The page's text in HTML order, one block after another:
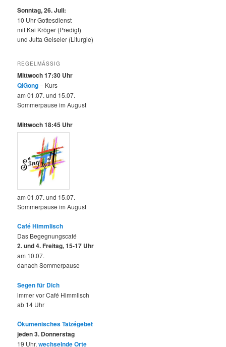
Sonntag, 26. Juli:
10 Uhr Gottesdienst
mit Kai Kröger (Predigt)
und Jutta Geiseler (Liturgie)
REGELMÄSSIG
Mittwoch 17:30 Uhr
QiGong– Kurs
am 01.07. und 15.07.
Sommerpause im August
Mittwoch 18:45 Uhr
am 01.07. und 15.07.
Sommerpause im August
Café Himmlisch
Das Begegnungscafé
2. und 4. Freitag, 15-17 Uhr
am 10.07.
danach Sommerpause
Segen für Dich
immer vor Café Himmlisch
ab 14 Uhr
Ökumenisches Taizégebet
jeden 3. Donnerstag
19 Uhr,wechselnde Orte